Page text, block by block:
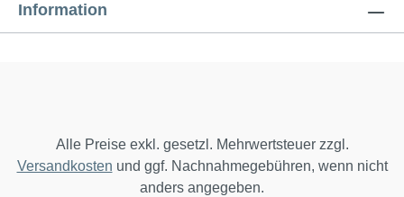
Information
Alle Preise exkl. gesetzl. Mehrwertsteuer zzgl.
Versandkosten und ggf. Nachnahmegebühren, wenn nicht
anders angegeben.